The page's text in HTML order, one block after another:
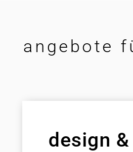
angebote
design